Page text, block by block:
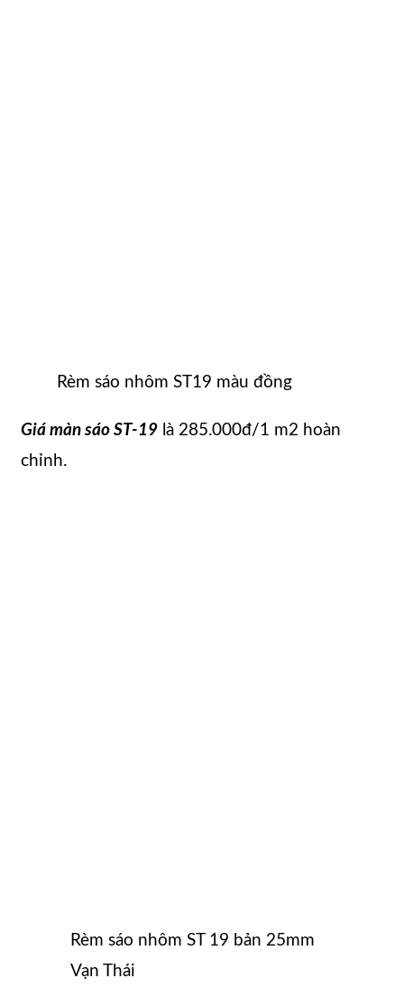
Rèm sáo nhôm ST19 màu đồng
Giá màn sáo ST-19 là 285.000đ/1 m2 hoàn
chỉnh.
Rèm sáo nhôm ST 19 bản 25mm
Vạn Thái